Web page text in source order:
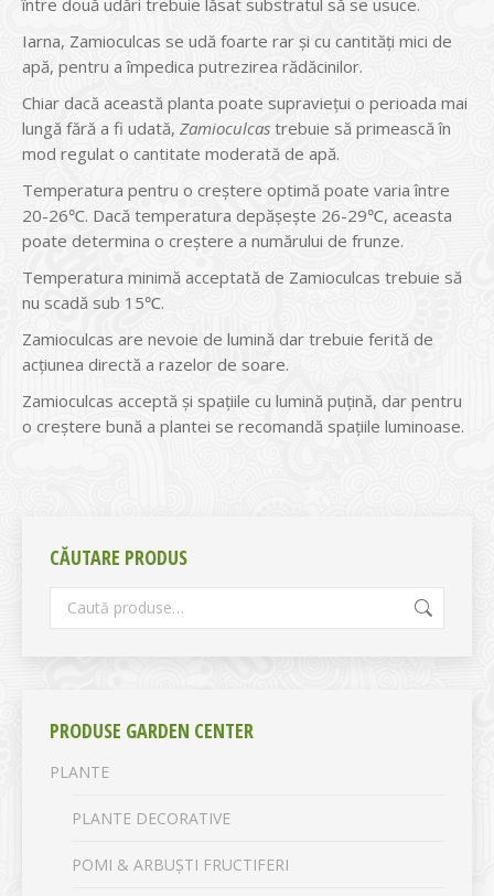
Iarna, Zamioculcas se udă foarte rar şi cu cantităţi mici de
apă, pentru a împedica putrezirea rădăcinilor.
Chiar dacă această planta poate supravieţui o perioada mai
lungă fără a fi udată, Zamioculcas trebuie să primească în
mod regulat o cantitate moderată de apă.
Temperatura pentru o creştere optimă poate varia între
20-26℃. Dacă temperatura depăşeşte 26-29℃, aceasta
poate determina o creştere a numărului de frunze.
Temperatura minimă acceptată de Zamioculcas trebuie să
nu scadă sub 15℃.
Zamioculcas are nevoie de lumină dar trebuie ferită de
acţiunea directă a razelor de soare.
Zamioculcas acceptă şi spaţiile cu lumină puţină, dar pentru
o creştere bună a plantei se recomandă spaţiile luminoase.
CĂUTARE PRODUS
PRODUSE GARDEN CENTER
PLANTE
PLANTE DECORATIVE
POMI & ARBUȘTI FRUCTIFERI